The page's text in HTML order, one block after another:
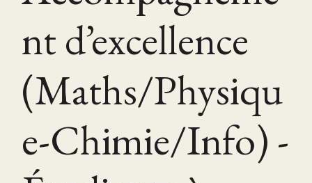
nt d’excellence
(Maths/Physiqu
e-Chimie/Info) -